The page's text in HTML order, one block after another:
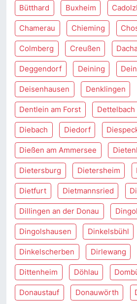
Bütthard Buxheim
Chamerau Chieming
Colmberg Creußen
Deggendorf Deining
Deisenhausen Denklingen
Dentlein am Forst Dettelbach
Diebach Diedorf
Dießen am Ammersee
Dietersburg Dietersheim
Dietfurt Dietmannsried
Dillingen an der Donau
Dingolshausen Dinkelsbühl
Dinkelscherben Dirlewang
Dittenheim Döhlau
Donaustauf Donauwörth